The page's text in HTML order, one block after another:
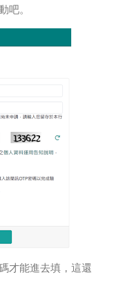
吧。
才能進去填，這還